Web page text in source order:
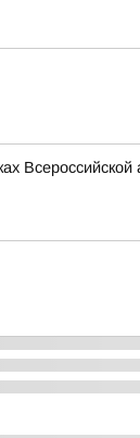
Всероссийской